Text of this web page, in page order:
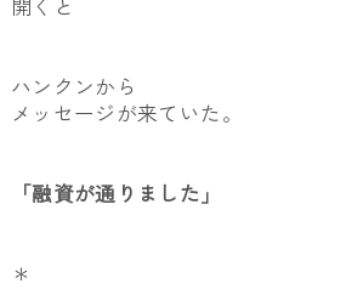
開くと
ハンクンから
メッセージが来ていた。
「融資が通りました」
＊